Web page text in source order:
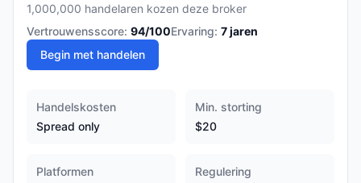
1,000,000 handelaren kozen deze broker
Vertrouwensscore: 94/100Ervaring: 7jaren
Begin met handelen
Handelskosten
Spread only
Min. storting
$20
Platformen
Regulering